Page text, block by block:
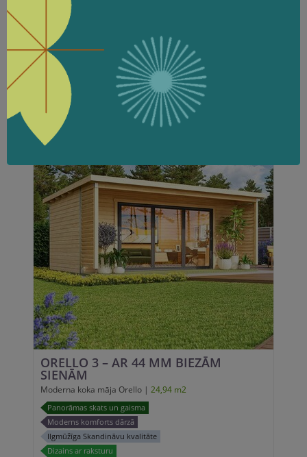
Ilgmūžīga Skandināvu kvalitāte
Dizains ar raksturu
IZPĒTIET PRODUKTU
ORELLO 3 – AR 44 MM BIEZĀM
SIENĀM
Moderna koka māja Orello | 24,94 m2
Panorāmas skats un gaisma
Moderns komforts dārzā
Ilgmūžīga Skandināvu kvalitāte
Dizains ar raksturu